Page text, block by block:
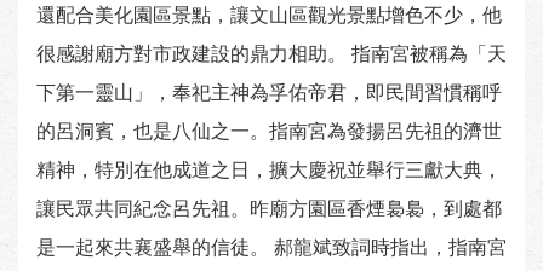
還配合美化園區景點，讓文山區觀光景點增色不少，他
很感謝廟方對市政建設的鼎力相助。 指南宮被稱為「天
下第一靈山」，奉祀主神為孚佑帝君，即民間習慣稱呼
的呂洞賓，也是八仙之一。指南宮為發揚呂先祖的濟世
精神，特別在他成道之日，擴大慶祝並舉行三獻大典，
讓民眾共同紀念呂先祖。昨廟方園區香煙裊裊，到處都
是一起來共襄盛舉的信徒。 郝龍斌致詞時指出，指南宮